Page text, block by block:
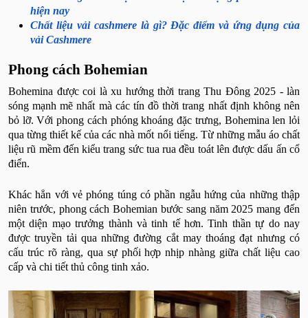
hiện nay
Chất liệu vải cashmere là gì? Đặc điểm và ứng dụng của
vải Cashmere
Phong cách Bohemian
Bohemina được coi là xu hướng thời trang Thu Đông 2025 - làn
sóng mạnh mẽ nhất mà các tín đồ thời trang nhất định không nên
bỏ lỡ. Với phong cách phóng khoáng đặc trưng, Bohemina len lỏi
qua từng thiết kế của các nhà mốt nổi tiếng. Từ những mẫu áo chất
liệu rũ mềm đến kiểu trang sức tua rua đều toát lên được dấu ấn cổ
điển.
Khác hẳn với vẻ phóng túng có phần ngẫu hứng của những thập
niên trước, phong cách Bohemian bước sang năm 2025 mang đến
một diện mạo trưởng thành và tinh tế hơn. Tinh thần tự do nay
được truyền tải qua những đường cắt may thoáng đạt nhưng có
cấu trúc rõ ràng, qua sự phối hợp nhịp nhàng giữa chất liệu cao
cấp và chi tiết thủ công tinh xảo.